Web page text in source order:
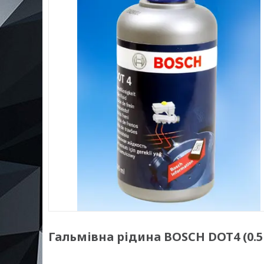
Гальмівна рідина BOSCH DOT4